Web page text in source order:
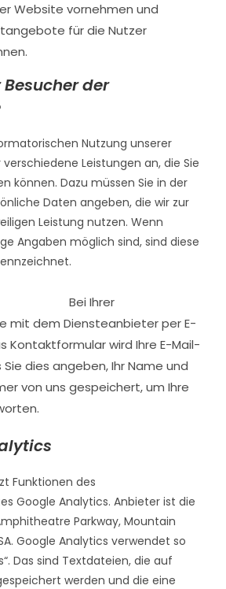
Website vornehmen und
für die Nutzer
der
Nutzung unserer
Leistungen an, die Sie
können. Dazu müssen Sie in der
Daten angeben, die wir zur
Leistung nutzen. Wenn
Angaben möglich sind, sind diese
gekennzeichnet.
Bei Ihrer
mit dem Diensteanbieter per E-
Kontaktformular wird Ihre E-Mail-
dies angeben, Ihr Name und
von uns gespeichert, um Ihre
Funktionen des
Google Analytics. Anbieter ist die
Parkway, Mountain
Google Analytics verwendet so
Das sind Textdateien, die auf
werden und die eine